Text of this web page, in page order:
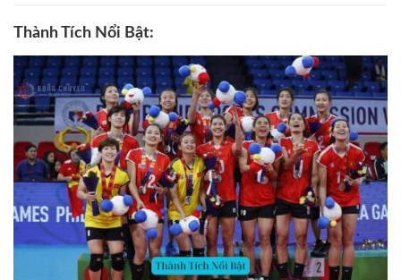
Thành Tích Nổi Bật: